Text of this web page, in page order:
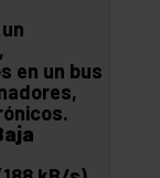
en un bus